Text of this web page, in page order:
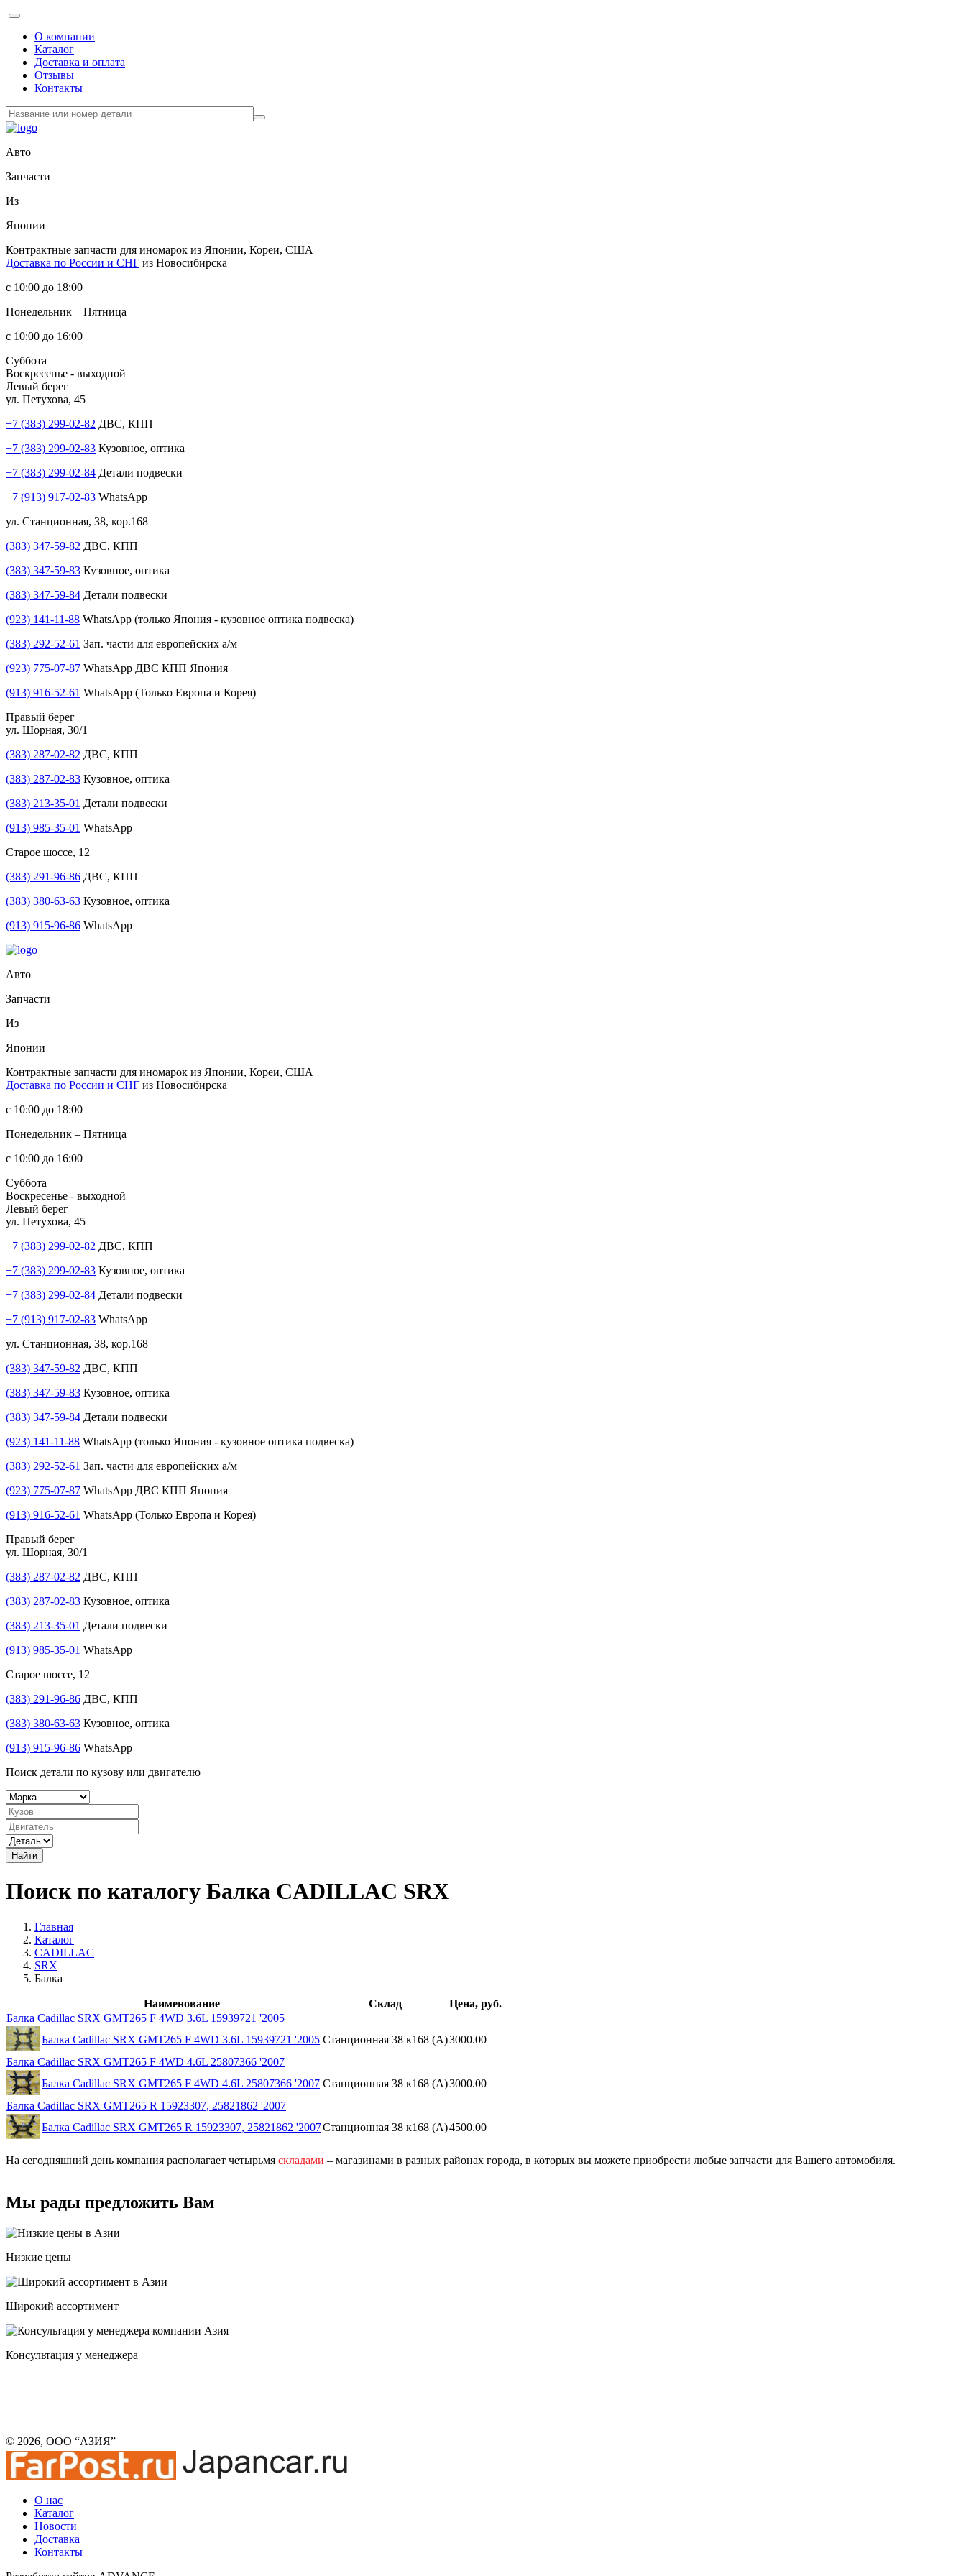
О компании
Каталог
Доставка и оплата
Отзывы
Контакты
Авто
Запчасти
Из
Японии
Контрактные запчасти для иномарок из Японии, Кореи, США
Доставка по России и СНГ из Новосибирска
с 10:00 до 18:00
Понедельник – Пятница
с 10:00 до 16:00
Суббота
Воскресенье - выходной
Левый берег
ул. Петухова, 45
+7 (383) 299-02-82 ДВС, КПП
+7 (383) 299-02-83 Кузовное, оптика
+7 (383) 299-02-84 Детали подвески
+7 (913) 917-02-83 WhatsApp
ул. Станционная, 38, кор.168
(383) 347-59-82 ДВС, КПП
(383) 347-59-83 Кузовное, оптика
(383) 347-59-84 Детали подвески
(923) 141-11-88 WhatsApp (только Япония - кузовное оптика подвеска)
(383) 292-52-61 Зап. части для европейских а/м
(923) 775-07-87 WhatsApp ДВС КПП Япония
(913) 916-52-61 WhatsApp (Только Европа и Корея)
Правый берег
ул. Шорная, 30/1
(383) 287-02-82 ДВС, КПП
(383) 287-02-83 Кузовное, оптика
(383) 213-35-01 Детали подвески
(913) 985-35-01 WhatsApp
Старое шоссе, 12
(383) 291-96-86 ДВС, КПП
(383) 380-63-63 Кузовное, оптика
(913) 915-96-86 WhatsApp
Авто
Запчасти
Из
Японии
Контрактные запчасти для иномарок из Японии, Кореи, США
Доставка по России и СНГ из Новосибирска
с 10:00 до 18:00
Понедельник – Пятница
с 10:00 до 16:00
Суббота
Воскресенье - выходной
Левый берег
ул. Петухова, 45
+7 (383) 299-02-82 ДВС, КПП
+7 (383) 299-02-83 Кузовное, оптика
+7 (383) 299-02-84 Детали подвески
+7 (913) 917-02-83 WhatsApp
ул. Станционная, 38, кор.168
(383) 347-59-82 ДВС, КПП
(383) 347-59-83 Кузовное, оптика
(383) 347-59-84 Детали подвески
(923) 141-11-88 WhatsApp (только Япония - кузовное оптика подвеска)
(383) 292-52-61 Зап. части для европейских а/м
(923) 775-07-87 WhatsApp ДВС КПП Япония
(913) 916-52-61 WhatsApp (Только Европа и Корея)
Правый берег
ул. Шорная, 30/1
(383) 287-02-82 ДВС, КПП
(383) 287-02-83 Кузовное, оптика
(383) 213-35-01 Детали подвески
(913) 985-35-01 WhatsApp
Старое шоссе, 12
(383) 291-96-86 ДВС, КПП
(383) 380-63-63 Кузовное, оптика
(913) 915-96-86 WhatsApp
Поиск детали по кузову или двигателю
Найти
Поиск по каталогу Балка CADILLAC SRX
Главная
Каталог
CADILLAC
SRX
Балка
Наименование Склад
Цена, руб.
Балка Cadillac SRX GMT265 F 4WD 3.6L 15939721 '2005
Балка Cadillac SRX GMT265 F 4WD 3.6L 15939721 '2005 Станционная 38 к168 (A)3000.00
Балка Cadillac SRX GMT265 F 4WD 4.6L 25807366 '2007
Балка Cadillac SRX GMT265 F 4WD 4.6L 25807366 '2007 Станционная 38 к168 (A)3000.00
Балка Cadillac SRX GMT265 R 15923307, 25821862 '2007
Балка Cadillac SRX GMT265 R 15923307, 25821862 '2007Станционная 38 к168 (A)4500.00
На сегодняшний день компания располагает четырьмя складами – магазинами в разных районах города, в которых вы можете приобрести любые запчасти для Вашего автомобиля.
Мы рады предложить Вам
Низкие цены
Широкий ассортимент
Консультация у менеджера
© 2026, ООО “АЗИЯ”
О нас
Каталог
Новости
Доставка
Контакты